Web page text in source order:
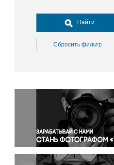
Досуг, туризм и отдых
Культура
Медицина
Окружающая среда
Политика
Правосудие
Происшествия и
Религия
Светская жизнь
Найти
Сбросить фильтр